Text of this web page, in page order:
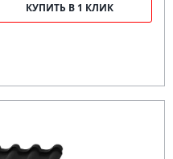
КУПИТЬ В 1 КЛИК